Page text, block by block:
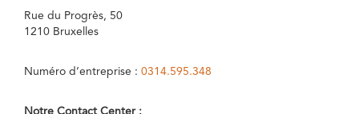
Rue du Progrès, 50
1210 Bruxelles
Numéro d’entreprise : 0314.595.348
Notre Contact Center :